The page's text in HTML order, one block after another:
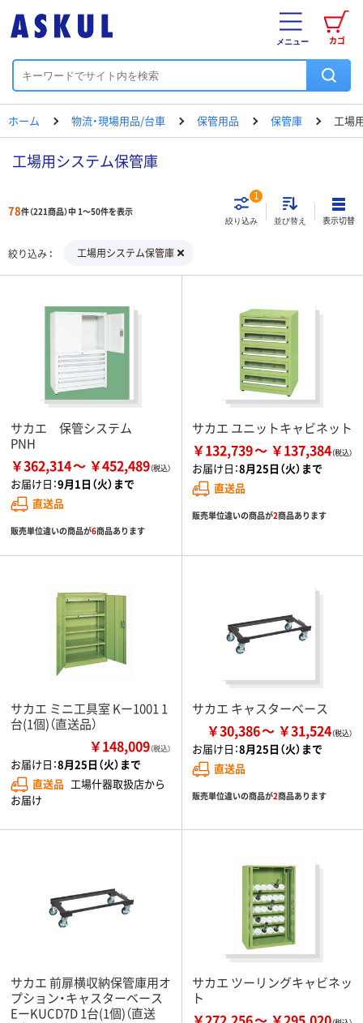
カゴ
メニュー
ホーム 物流・現場用品/台車 保管用品 保管庫 工場
工場用システム保管庫
78件（221商品）中 1～50件を表示
絞り込み
1
並び替え 表示切替
絞り込み 工場用システム保管庫
サカエ 保管システム
PNH
￥362,314 ￥452,489
お届け日：9月1日（火）まで
直送品
販売単位違いの商品が6商品あります
サカエ ユニットキャビネット
￥132,739 ￥137,384
お届け日：8月25日（火）まで
直送品
販売単位違いの商品が2商品あります
サカエ ミニ工具室 Kー1001 1
台(1個)（直送品）
￥148,009（税込）
お届け日：8月25日（火）まで
直送品 工場什器取扱店から
お届け
サカエ キャスターベース
￥30,386 ￥31,524
お届け日：8月25日（火）まで
直送品
販売単位違いの商品が2商品あります
サカエ 前扉横収納保管庫用オ
プション・キャスターベース
EーKUCD7D 1台(1個)（直送
サカエ ツーリングキャビネッ
ト